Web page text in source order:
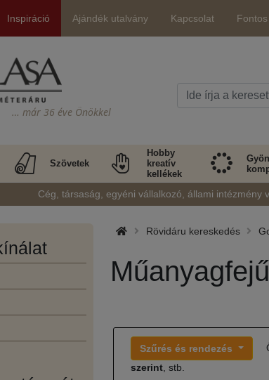
Inspiráció Ajándék utalvány Kapcsolat
… már 36 éve Önökkel
Szövetek
Hobby
kreatív
kellékek
Cég, társaság, egyéni vállalkozó, állami
Rövidáru kereskedés
Szűrés és rendezés
szerint , stb.